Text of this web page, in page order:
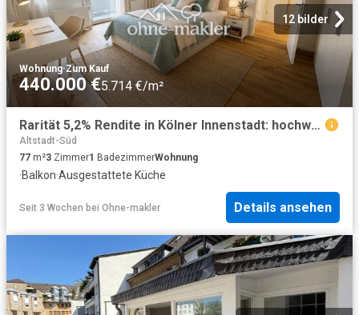
12 bilder
Wohnung·Zum Kauf
440.000 €5.714 €/m²
Rarität 5,2% Rendite in Kölner Innenstadt: hochwertig sanierte Kapitalanlage mit Mietgarantie
Altstadt-Süd
77 m²3 Zimmer1 BadezimmerWohnung
·Balkon·Ausgestattete Küche
Seit 3 Wochen bei Ohne-makler Details ansehen